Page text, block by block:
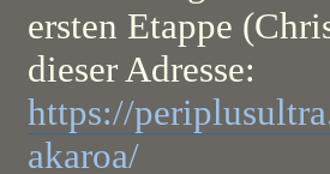
ersten Etappe
dieser Adresse:
https://
akaroa/